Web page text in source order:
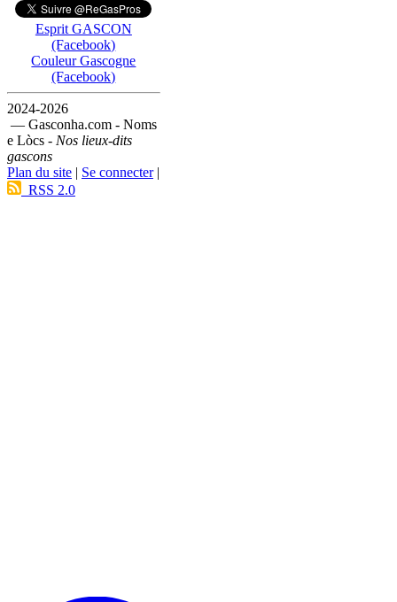
Esprit GASCON
(Facebook)
Couleur Gascogne
(Facebook)
2024-2026
— Gasconha.com - Noms
e Lòcs - Nos lieux-dits
gascons
Plan du site | Se connecter|
RSS 2.0